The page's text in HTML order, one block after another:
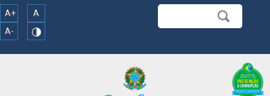
A+
A
A-